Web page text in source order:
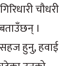
चौधरी
।
हुनु, हवाई